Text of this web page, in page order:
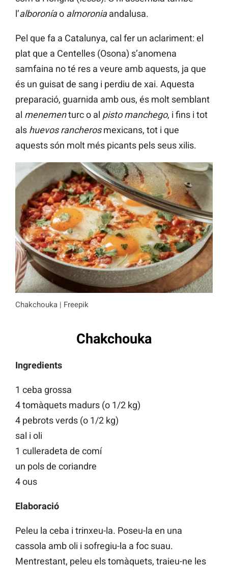
l’alboroníao almoroniaandalusa.
Pel que fa a Catalunya, cal fer un aclariment: el
plat que a Centelles (Osona) s’anomena
samfaina no té res a veure amb aquests, ja que
és un guisat de sang i perdiu de xai. Aquesta
preparació, guarnida amb ous, és molt semblant
al menementurc o al pisto manchego, i fins i tot
als huevos rancherosmexicans, tot i que
aquests són molt més picants pels seus xilis.
Chakchouka | Freepik
Chakchouka
Ingredients
1 ceba grossa
4 tomàquets madurs (o 1/2 kg)
4 pebrots verds (o 1/2 kg)
sal i oli
1 culleradeta de comí
un pols de coriandre
4 ous
Elaboració
Peleu la ceba i trinxeu-la. Poseu-la en una
cassola amb oli i sofregiu-la a foc suau.
Mentrestant, peleu els tomàquets, traieu-ne les